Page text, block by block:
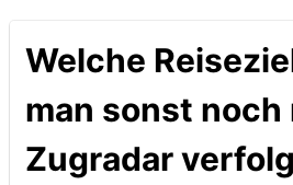
Welche
man sonst noch
Zugradar